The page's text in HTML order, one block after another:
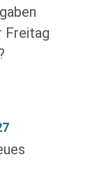
Freitag